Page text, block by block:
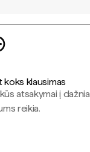
koks klausimas
atsakymai į
reikia.